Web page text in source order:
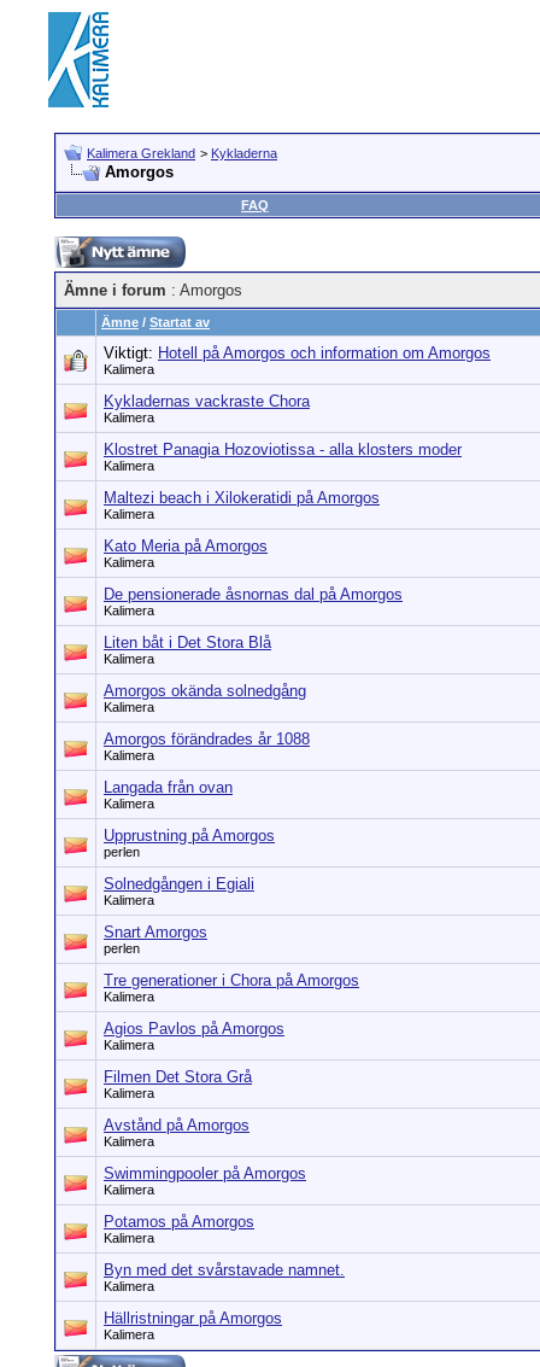
Kalimera Grekland > Kykladerna
Amorgos
FAQ
Ämne i forum : Amorgos
Ämne / Startat av
Viktigt: Hotell på Amorgos och information om Amorgos
Kalimera
Kykladernas vackraste Chora
Kalimera
Klostret Panagia Hozoviotissa - alla klosters moder
Kalimera
Maltezi beach i Xilokeratidi på Amorgos
Kalimera
Kato Meria på Amorgos
Kalimera
De pensionerade åsnornas dal på Amorgos
Kalimera
Liten båt i Det Stora Blå
Kalimera
Amorgos okända solnedgång
Kalimera
Amorgos förändrades år 1088
Kalimera
Langada från ovan
Kalimera
Upprustning på Amorgos
perlen
Solnedgången i Egiali
Kalimera
Snart Amorgos
perlen
Tre generationer i Chora på Amorgos
Kalimera
Agios Pavlos på Amorgos
Kalimera
Filmen Det Stora Grå
Kalimera
Avstånd på Amorgos
Kalimera
Swimmingpooler på Amorgos
Kalimera
Potamos på Amorgos
Kalimera
Byn med det svårstavade namnet.
Kalimera
Hällristningar på Amorgos
Kalimera